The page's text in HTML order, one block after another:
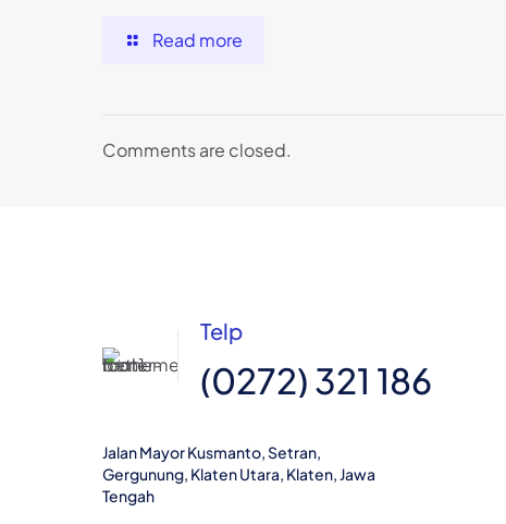
Read more
Comments are closed.
Telp
(0272) 321 186
Jalan Mayor Kusmanto, Setran,
Gergunung, Klaten Utara, Klaten, Jawa
Tengah